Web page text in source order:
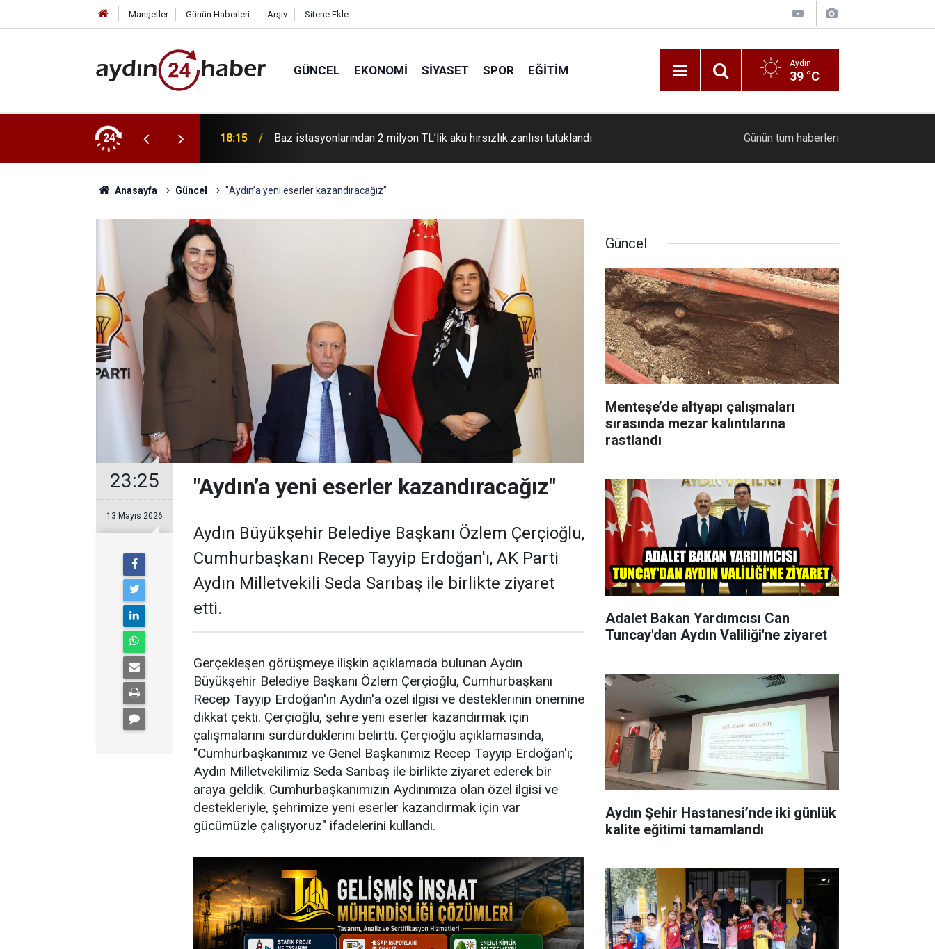
Manşetler Günün Haberleri Arşiv Sitene Ekle
GÜNCEL EKONOMI SIYASET SPOR EĞITIM Aydın
39 °C
24
devreye giriyor 18:15 Baz istasyonlarından 2 milyon TL’lik akü hırsızlık zanlısı tutuklandı Emet’te beton mikseri motosiklete çarptı: 1 ölü,
Günün tüm haberleri
Anasayfa Güncel "Aydın’a yeni eserler kazandıracağız"
23:25
13 Mayıs 2026
"Aydın’a yeni eserler kazandıracağız"
Aydın Büyükşehir Belediye Başkanı Özlem Çerçioğlu,
Cumhurbaşkanı Recep Tayyip Erdoğan'ı, AK Parti
Aydın Milletvekili Seda Sarıbaş ile birlikte ziyaret
etti.
Gerçekleşen görüşmeye ilişkin açıklamada bulunan Aydın
Büyükşehir Belediye Başkanı Özlem Çerçioğlu, Cumhurbaşkanı
Recep Tayyip Erdoğan'ın Aydın'a özel ilgisi ve desteklerinin önemine
dikkat çekti. Çerçioğlu, şehre yeni eserler kazandırmak için
çalışmalarını sürdürdüklerini belirtti. Çerçioğlu açıklamasında,
"Cumhurbaşkanımız ve Genel Başkanımız Recep Tayyip Erdoğan'ı;
Aydın Milletvekilimiz Seda Sarıbaş ile birlikte ziyaret ederek bir
araya geldik. Cumhurbaşkanımızın Aydınımıza olan özel ilgisi ve
destekleriyle, şehrimize yeni eserler kazandırmak için var
gücümüzle çalışıyoruz" ifadelerini kullandı.
Güncel
Menteşe’de altyapı çalışmaları
sırasında mezar kalıntılarına
rastlandı
Adalet Bakan Yardımcısı Can
Tuncay'dan Aydın Valiliği'ne ziyaret
Aydın Şehir Hastanesi’nde iki günlük
kalite eğitimi tamamlandı